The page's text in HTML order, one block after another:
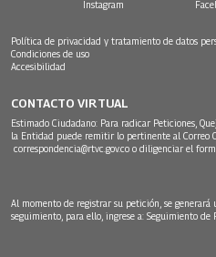
Instagram
Política de privacidad y tratamiento de datos
Condiciones de uso
Accesibilidad
CONTACTO VIRTUAL
Estimado Ciudadano: Para radicar Peticiones,
la Entidad puede remitir lo pertinente al Correo
correspondencia@rtvc.gov.co o diligenciar el
Al momento de registrar su petición, se
seguimiento, para ello, ingrese a: Seguimiento de